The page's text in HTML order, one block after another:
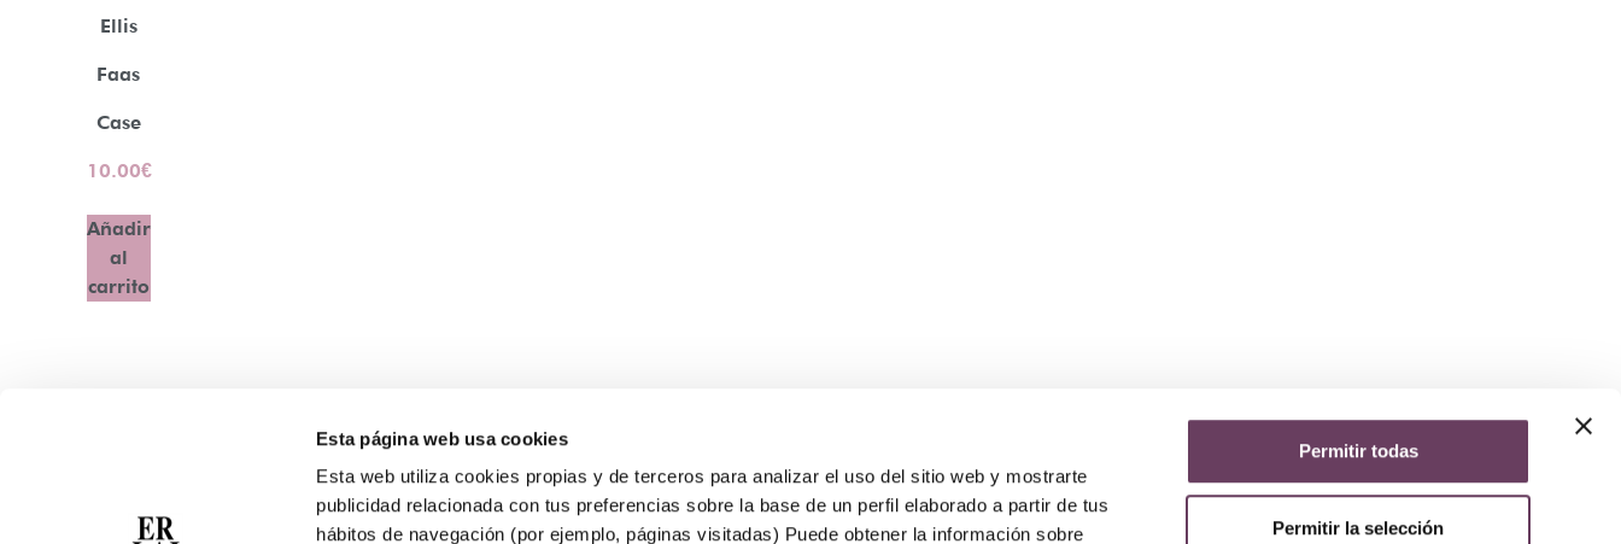
Esta página web usa cookies
Esta web utiliza cookies propias y de terceros para analizar el uso del sitio web y mostrarte
publicidad relacionada con tus preferencias sobre la base de un perfil elaborado a partir de tus
hábitos de navegación (por ejemplo, páginas visitadas) Puede obtener la información sobre
Permitir todas
Permitir la selección
Ellis
Faas
Case
10.00€
Añadir
al
carrito
Atención Telefónica: 944 435 713
Whatsapp: 699 173 188
Nosotros
Aviso legal
Política de privacidad
Política de cookies